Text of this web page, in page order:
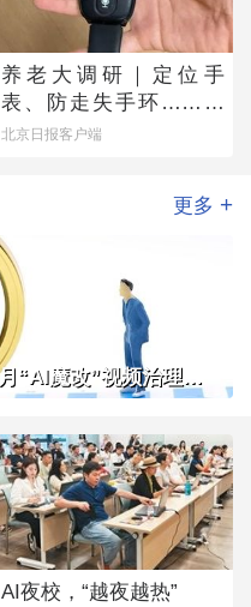
养老大调研｜定位手
表、防走失手环……老
人为何不愿用？
北京日报客户端
更多 +
清理违规视频13300余条，7月“AI魔改”视频治理成果公布
AI夜校，“越夜越热”